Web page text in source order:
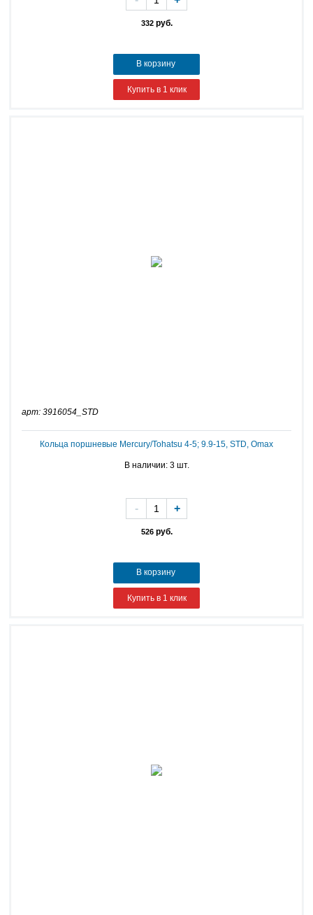
332руб.
В корзину
Купить в 1 клик
арт: 3916054_STD
Кольца поршневые Mercury/Tohatsu 4-5; 9.9-15, STD, Omax
В наличии: 3 шт.
526руб.
- +
В корзину
Купить в 1 клик